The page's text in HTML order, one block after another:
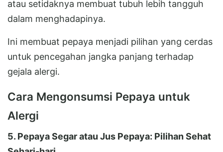
atau setidaknya membuat tubuh lebih tangguh
dalam menghadapinya.
Ini membuat pepaya menjadi pilihan yang cerdas
untuk pencegahan jangka panjang terhadap
gejala alergi.
Cara Mengonsumsi Pepaya untuk
Alergi
5. Pepaya Segar atau Jus Pepaya: Pilihan Sehat